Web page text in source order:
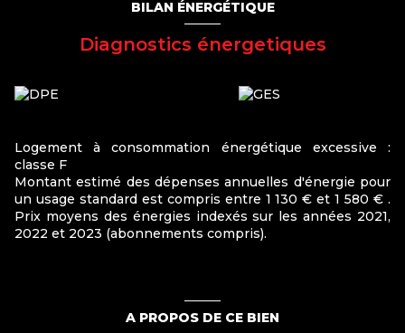
BILAN ÉNERGÉTIQUE
Diagnostics énergetiques
Logement à consommation énergétique excessive :
classe F
Montant estimé des dépenses annuelles d'énergie pour
un usage standard est compris entre 1 130 € et 1 580 € .
Prix moyens des énergies indexés sur les années 2021,
2022 et 2023 (abonnements compris).
A PROPOS DE CE BIEN